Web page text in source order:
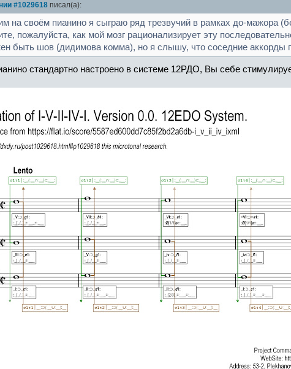
#1029618 писал(а):
на своём пианино я сыграю ряд трезвучий в рамках до-мажора
пожалуйста, как мой мозг рационализирует эту
быть шов (дидимова комма), но я слышу, что соседние аккорды
стандартно настроено в системе 12РДО, Вы себе